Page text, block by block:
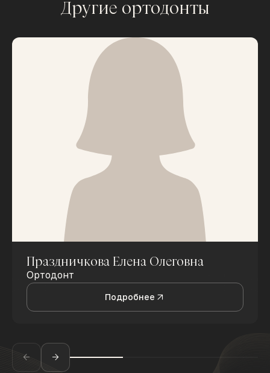
Другие ортодонты
Праздничкова Елена Олеговна
Ортодонт
Подробнее